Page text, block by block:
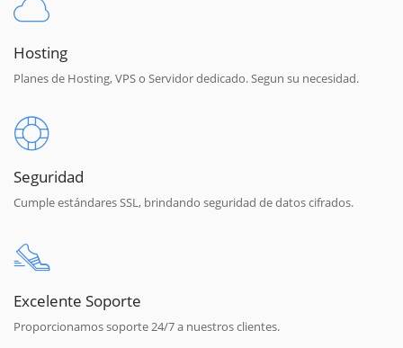
Hosting
Planes de Hosting, VPS o Servidor dedicado. Segun su necesidad.
Seguridad
Cumple estándares SSL, brindando seguridad de datos cifrados.
Excelente Soporte
Proporcionamos soporte 24/7 a nuestros clientes.